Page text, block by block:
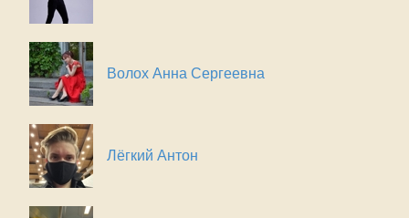
Волох Анна Сергеевна
Лёгкий Антон